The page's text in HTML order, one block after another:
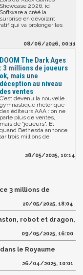
Showcase 2026, id
Software a créé la
surprise en dévoilant
qui va prolonger les
08/06/2026, 00:11
DOOM The Dark Ages
: 3 millions de joueurs
ok, mais une
déception au niveau
des ventes
C’est devenu la nouvelle
gymnastique rhétorique
des éditeurs AAA : on ne
parle plus de ventes,
mais de "joueurs". Et
quand Bethesda annonce
trois millions de
28/05/2025, 10:14
3 millions de
20/05/2025, 18:04
robot et dragon,
09/05/2025, 16:00
le Royaume
26/04/2025, 10:01